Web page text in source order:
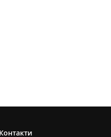
Контакти